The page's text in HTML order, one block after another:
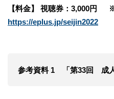
【料金】 視聴券：3,000円
https://eplus.jp/seijin2022
参考資料 1 「第33回 成